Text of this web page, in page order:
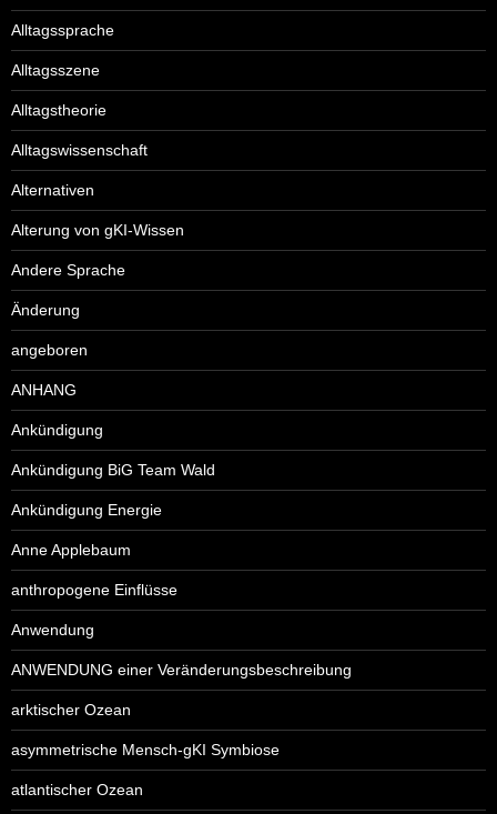
Alltagssprache
Alltagsszene
Alltagstheorie
Alltagswissenschaft
Alternativen
Alterung von gKI-Wissen
Andere Sprache
Änderung
angeboren
ANHANG
Ankündigung
Ankündigung BiG Team Wald
Ankündigung Energie
Anne Applebaum
anthropogene Einflüsse
Anwendung
ANWENDUNG einer Veränderungsbeschreibung
arktischer Ozean
asymmetrische Mensch-gKI Symbiose
atlantischer Ozean